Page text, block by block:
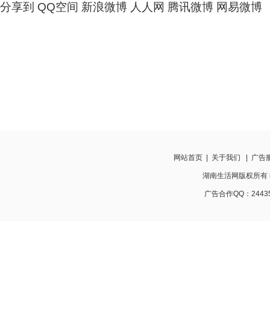
分享到 QQ空间 新浪微博 人人网 腾讯微博 网易微博
网站首页 关于我们 广告
湖南生活网版权所
广告合作QQ：